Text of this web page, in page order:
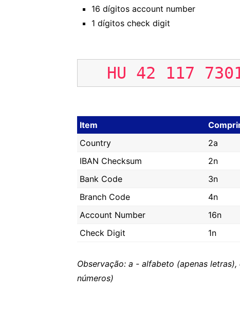
16 dígitos account number
1 dígitos check digit
HU 42 117
Item
Country
2a
IBAN Checksum
2n
Bank Code
3n
Branch Code
4n
Account Number
16n
Check Digit
1n
Observação: a - alfabeto (apenas
números)